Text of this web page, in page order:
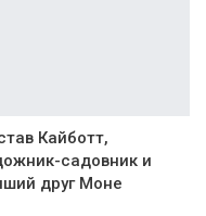
Кайботт,
садовник и
друг Моне